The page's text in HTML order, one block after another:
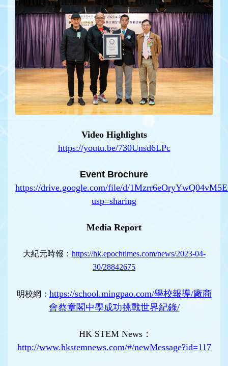
Video Highlights
https://youtu.be/730Unsd6LPc
Event Brochure
https://drive.google.com/file/d/
usp=sharing
Media Report
大紀元時報： https://hk.epochtimes.com/news/2023-04-
30/28842675
明校網： https://school.mingpao.com/學校報導/廠商
會蔡章閣中學成功挑戰世界紀錄/
HK STEM News：
http://www.hkstemnews.com/#/newMessage?id=117